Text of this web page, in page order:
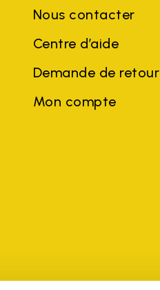
Nous contacter
Centre d’aide
Demande de retour
Mon compte